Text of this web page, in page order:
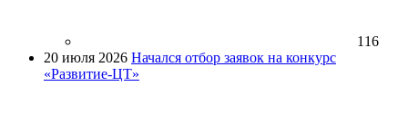
116
20 июля 2026 Начался отбор заявок на конкурс
«Развитие-ЦТ»